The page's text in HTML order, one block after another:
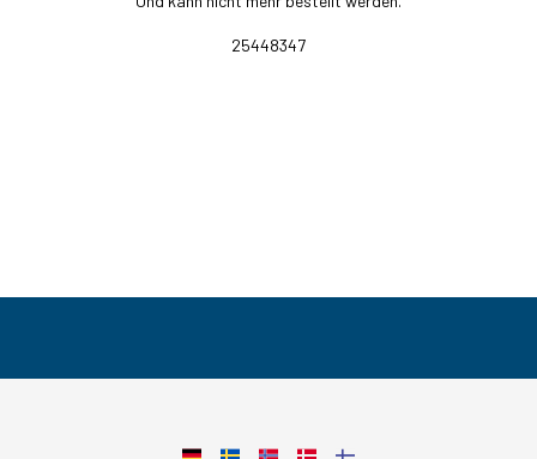
25448347